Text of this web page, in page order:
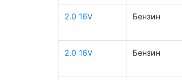
2.0 16V Бензин
2.0 16V Бензин